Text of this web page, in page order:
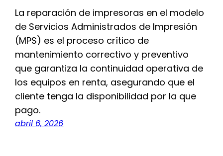
La reparación de impresoras en el modelo
de Servicios Administrados de Impresión
(MPS) es el proceso crítico de
mantenimiento correctivo y preventivo
que garantiza la continuidad operativa de
los equipos en renta, asegurando que el
cliente tenga la disponibilidad por la que
pago.
abril 6, 2026